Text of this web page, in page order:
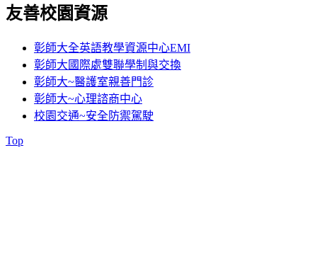
友善校園資源
彰師大全英語教學資源中心EMI
彰師大國際處雙聯學制與交換
彰師大~醫護室親善門診
彰師大~心理諮商中心
校園交通~安全防禦駕駛
Top